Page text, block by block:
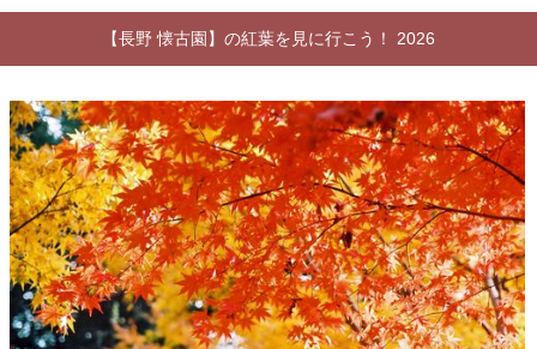
【長野 懐古園】の紅葉を見に行こう！ 2026